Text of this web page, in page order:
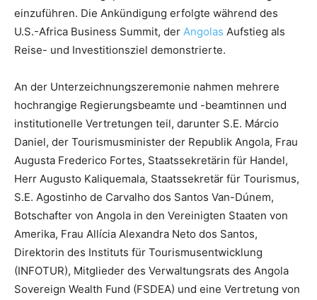
einzuführen. Die Ankündigung erfolgte während des
U.S.-Africa Business Summit, der Angolas Aufstieg als
Reise- und Investitionsziel demonstrierte.
An der Unterzeichnungszeremonie nahmen mehrere
hochrangige Regierungsbeamte und -beamtinnen und
institutionelle Vertretungen teil, darunter S.E. Márcio
Daniel, der Tourismusminister der Republik Angola, Frau
Augusta Frederico Fortes, Staatssekretärin für Handel,
Herr Augusto Kaliquemala, Staatssekretär für Tourismus,
S.E. Agostinho de Carvalho dos Santos Van-Dúnem,
Botschafter von Angola in den Vereinigten Staaten von
Amerika, Frau Allícia Alexandra Neto dos Santos,
Direktorin des Instituts für Tourismusentwicklung
(INFOTUR), Mitglieder des Verwaltungsrats des Angola
Sovereign Wealth Fund (FSDEA) und eine Vertretung von